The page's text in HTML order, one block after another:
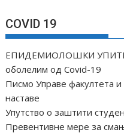
COVID 19
ЕПИДЕМИОЛОШКИ
оболелим од Covid-19
Писмо Управе факултета
наставе
Упутство о заштити
Превентивне мере за